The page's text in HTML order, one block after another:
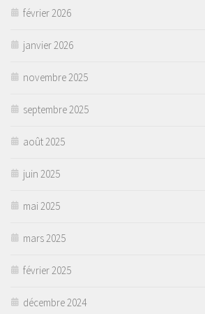
février 2026
janvier 2026
novembre 2025
septembre 2025
août 2025
juin 2025
mai 2025
mars 2025
février 2025
décembre 2024